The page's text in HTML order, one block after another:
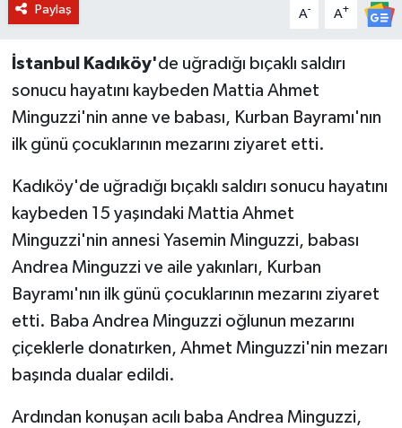
Paylaş A- A+
İstanbul Kadıköy'de uğradığı bıçaklı saldırı
sonucu hayatını kaybeden Mattia Ahmet
Minguzzi'nin anne ve babası, Kurban Bayramı'nın
ilk günü çocuklarının mezarını ziyaret etti.
Kadıköy'de uğradığı bıçaklı saldırı sonucu hayatını
kaybeden 15 yaşındaki Mattia Ahmet
Minguzzi'nin annesi Yasemin Minguzzi, babası
Andrea Minguzzi ve aile yakınları, Kurban
Bayramı'nın ilk günü çocuklarının mezarını ziyaret
etti. Baba Andrea Minguzzi oğlunun mezarını
çiçeklerle donatırken, Ahmet Minguzzi'nin mezarı
başında dualar edildi.
Ardından konuşan acılı baba Andrea Minguzzi,